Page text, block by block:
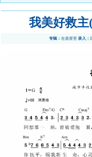
我美好救主
专辑： 在基督里 录入：